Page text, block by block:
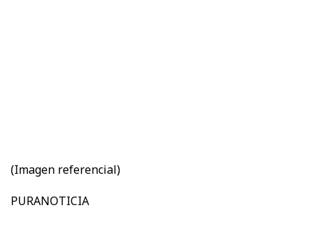
(Imagen referencial)
PURANOTICIA